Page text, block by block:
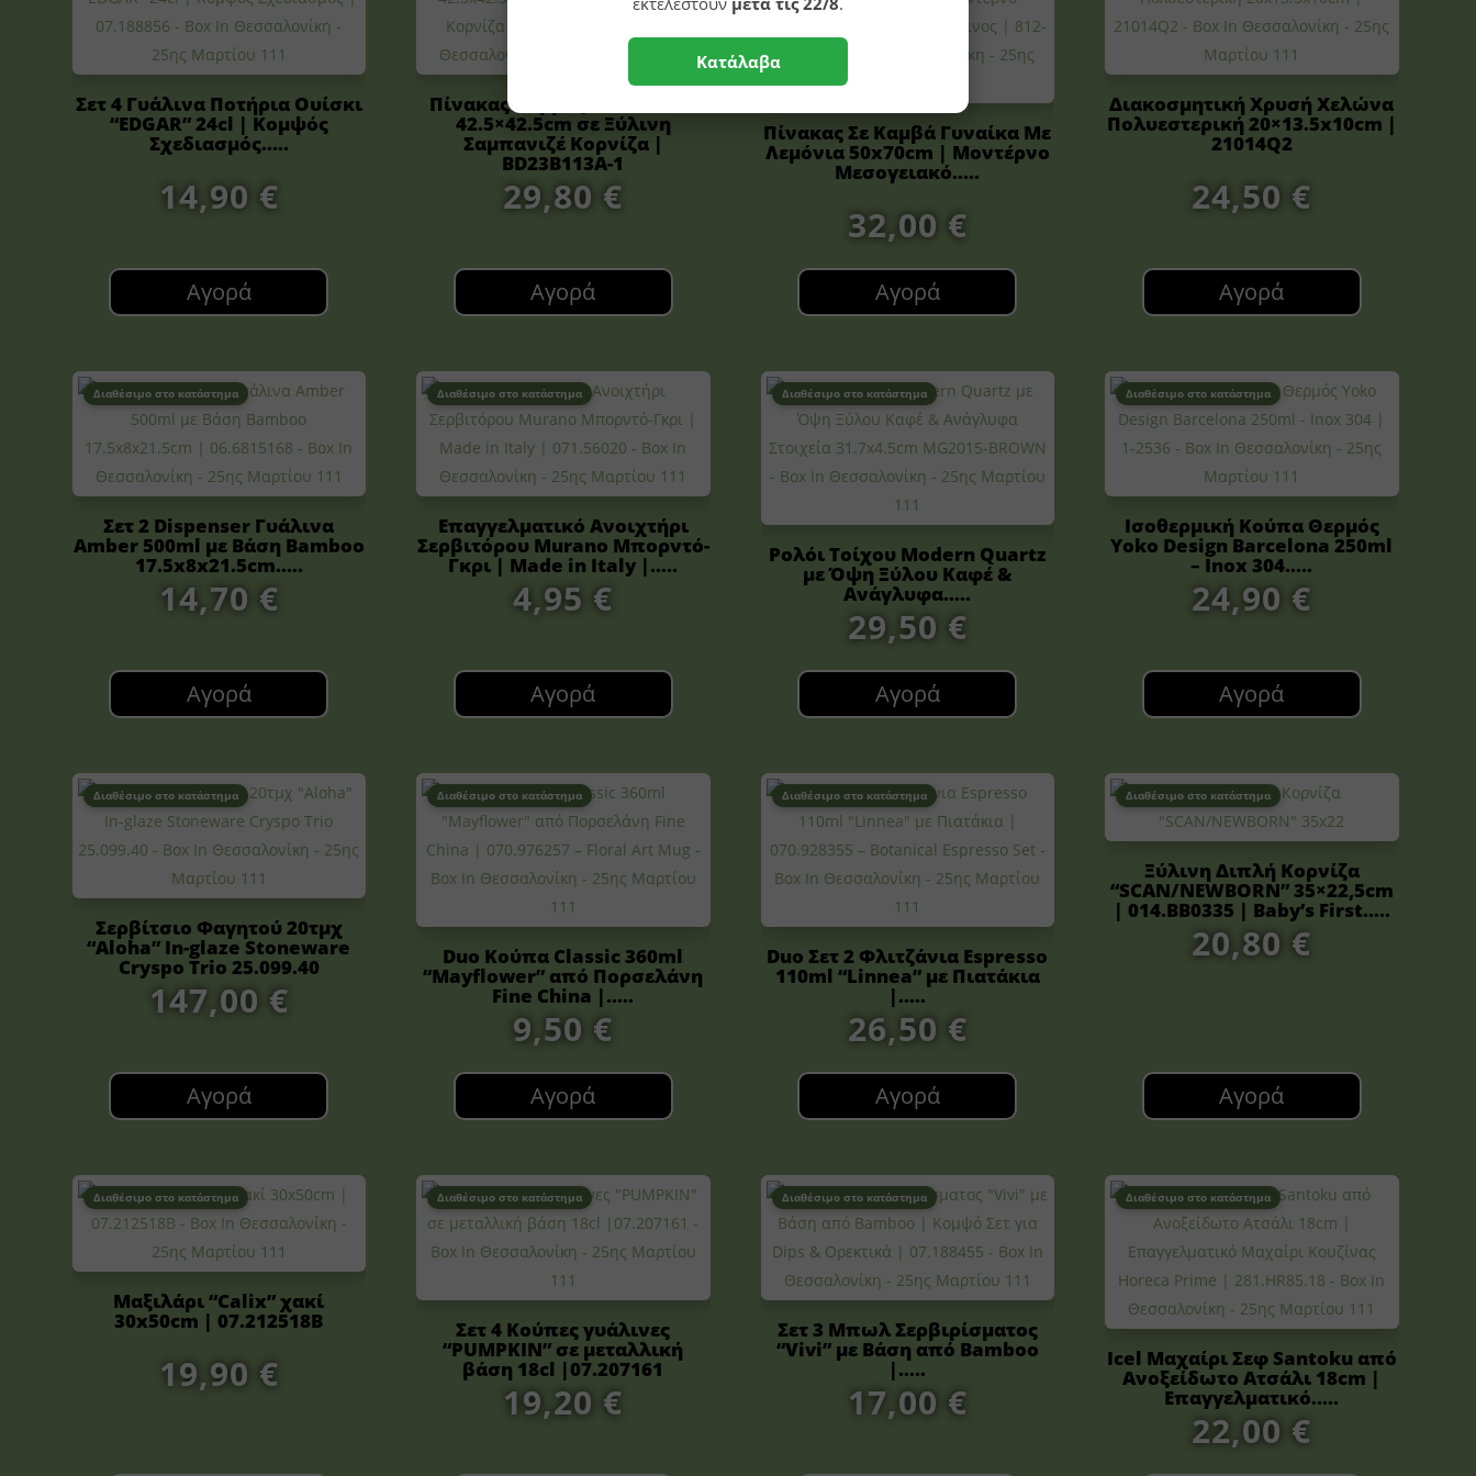
Σετ 4 Γυάλινα Ποτήρια Ουίσκι
“EDGAR” 24cl | Κομψός
Σχεδιασμός.....
14,90 €
Αγορά
Πίνακας Καμβάς Πεταλούδα
42.5×42.5cm σε Ξύλινη
Σαμπανιζέ Κορνίζα |
BD23B113A-1
29,80 €
Αγορά
Πίνακας Σε Καμβά Γυναίκα Με
Λεμόνια 50x70cm | Μοντέρνο
Μεσογειακό.....
32,00 €
Αγορά
Διακοσμητική Χρυσή Χελώνα
Πολυεστερική 20×13.5x10cm |
21014Q2
24,50 €
Αγορά
Διαθέσιμο στο κατάστημα
Σετ 2 Dispenser Γυάλινα
Amber 500ml με Βάση Bamboo
17.5x8x21.5cm.....
14,70 €
Αγορά
Διαθέσιμο στο κατάστημα
Επαγγελματικό Ανοιχτήρι
Σερβιτόρου Murano Μπορντό-
Γκρι | Made in Italy |.....
4,95 €
Αγορά
Διαθέσιμο στο κατάστημα
Ρολόι Τοίχου Modern Quartz
με Όψη Ξύλου Καφέ &
Ανάγλυφα.....
29,50 €
Αγορά
Διαθέσιμο στο κατάστημα
Ισοθερμική Κούπα Θερμός
Yoko Design Barcelona 250ml
– Inox 304.....
24,90 €
Αγορά
Διαθέσιμο στο κατάστημα
Σερβίτσιο Φαγητού 20τμχ
“Aloha” In-glaze Stoneware
Cryspo Trio 25.099.40
147,00 €
Αγορά
Διαθέσιμο στο κατάστημα
Duo Κούπα Classic 360ml
“Mayflower” από Πορσελάνη
Fine China |.....
9,50 €
Αγορά
Διαθέσιμο στο κατάστημα
Duo Σετ 2 Φλιτζάνια Espresso
110ml “Linnea” με Πιατάκια
|.....
26,50 €
Αγορά
Διαθέσιμο στο κατάστημα
Ξύλινη Διπλή Κορνίζα
“SCAN/NEWBORN” 35×22,5cm
| 014.BB0335 | Baby’s First.....
20,80 €
Αγορά
Διαθέσιμο στο κατάστημα
Μαξιλάρι “Calix” χακί
30x50cm | 07.212518B
19,90 €
Διαθέσιμο στο κατάστημα
Σετ 4 Κούπες γυάλινες
“PUMPKIN” σε μεταλλική
βάση 18cl |07.207161
19,20 €
Διαθέσιμο στο κατάστημα
Σετ 3 Μπωλ Σερβιρίσματος
“Vivi” με Βάση από Bamboo
|.....
17,00 €
Διαθέσιμο στο κατάστημα
Icel Μαχαίρι Σεφ Santoku από
Ανοξείδωτο Ατσάλι 18cm |
Επαγγελματικό.....
22,00 €
Κατάλαβα